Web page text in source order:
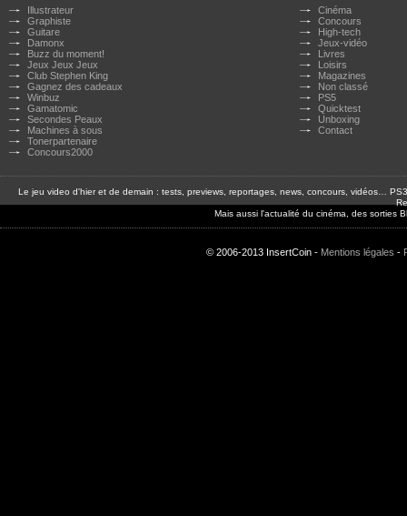
Illustrateur
Graphiste
Guitare
Damonx
Buzz du moment!
Jeux Jeux Jeux
Club Stephen King
Gagnez des cadeaux
Winbuz
Gamatomic
Secondes Peaux
Machines à sous
Tonerpartenaire
Concours2000
Cinéma
Concours
High-tech
Jeux-vidéo
Livres
Loisirs
Magazines
Non classé
PS5
Quicktest
Unboxing
Contact
Le jeu video d'hier et de demain : tests, previews, reportages, news, concours, vidéos…
Mais aussi l'actualité du cinéma, des sorties
© 2006-2013 InsertCoin - Mentions légales -